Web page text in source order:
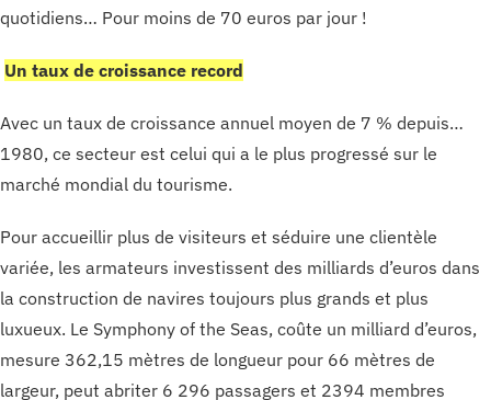
quotidiens… Pour moins de 70 euros par jour !
Un taux de croissance record
Avec un taux de croissance annuel moyen de 7 % depuis…
1980, ce secteur est celui qui a le plus progressé sur le
marché mondial du tourisme.
Pour accueillir plus de visiteurs et séduire une clientèle
variée, les armateurs investissent des milliards d’euros dans
la construction de navires toujours plus grands et plus
luxueux. Le Symphony of the Seas, coûte un milliard d’euros,
mesure 362,15 mètres de longueur pour 66 mètres de
largeur, peut abriter 6 296 passagers et 2394 membres